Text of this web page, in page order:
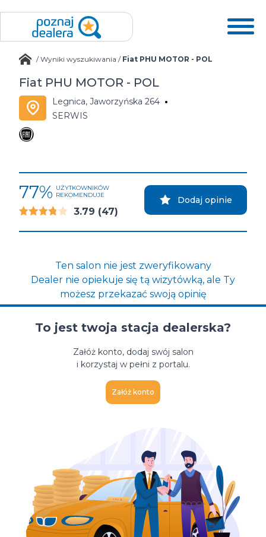
/Wyniki wyszukiwania / Fiat PHU MOTOR - POL
Fiat PHU MOTOR - POL
Legnica, Jaworzyńska 264
SERWIS
77% UŻYTKOWNIKÓW
REKOMENDUJE
3.79 (47)
Dodaj opinie
Ten salon nie jest zweryfikowany
Dealer nie opiekuje się tą wizytówką, ale Ty
możesz przekazać swoją opinię
To jest twoja stacja dealerska?
Załóż konto, dodaj swój salon
i korzystaj w pełni z portalu.
Załóż konto